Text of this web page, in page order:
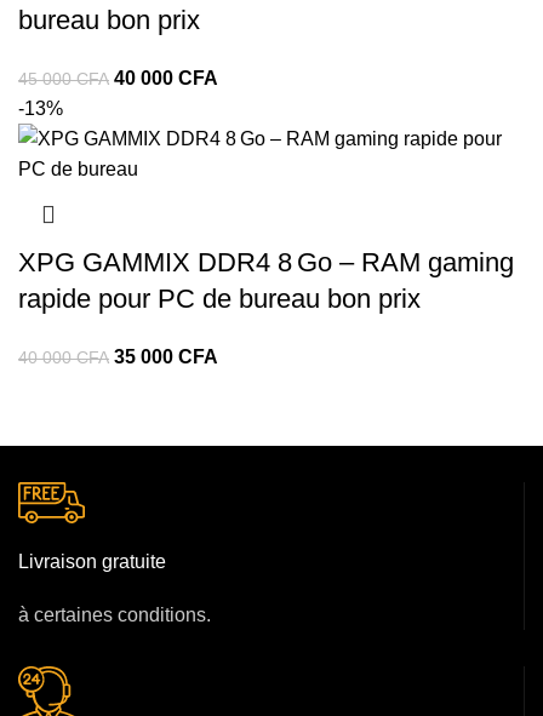
bureau bon prix
45 000CFA 40 000 CFA
-13%
XPG GAMMIX DDR4 8 Go – RAM gaming
rapide pour PC de bureau bon prix
40 000CFA 35 000 CFA
Livraison gratuite
à certaines conditions.